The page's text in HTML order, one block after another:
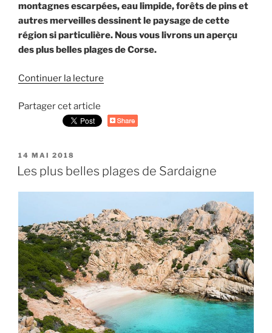
montagnes escarpées, eau limpide, forêts de pins et
autres merveilles dessinent le paysage de cette
région si particulière. Nous vous livrons un aperçu
des plus belles plages de Corse.
Continuer la lecture
belles
Corse »
Partager cet article
PUBLIÉ
LE
14 MAI 2018
Les plus belles plages de Sardaigne